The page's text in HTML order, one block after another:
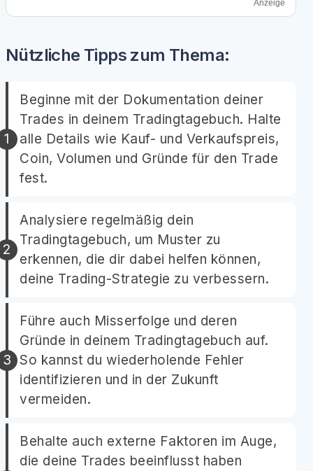
Anzeige
Nützliche Tipps zum Thema:
Beginne mit der Dokumentation deiner
Trades in deinem Tradingtagebuch. Halte
alle Details wie Kauf- und Verkaufspreis,
Coin, Volumen und Gründe für den Trade
fest.
Analysiere regelmäßig dein
Tradingtagebuch, um Muster zu
erkennen, die dir dabei helfen können,
deine Trading-Strategie zu verbessern.
Führe auch Misserfolge und deren
Gründe in deinem Tradingtagebuch auf.
So kannst du wiederholende Fehler
identifizieren und in der Zukunft
vermeiden.
Behalte auch externe Faktoren im Auge,
die deine Trades beeinflusst haben